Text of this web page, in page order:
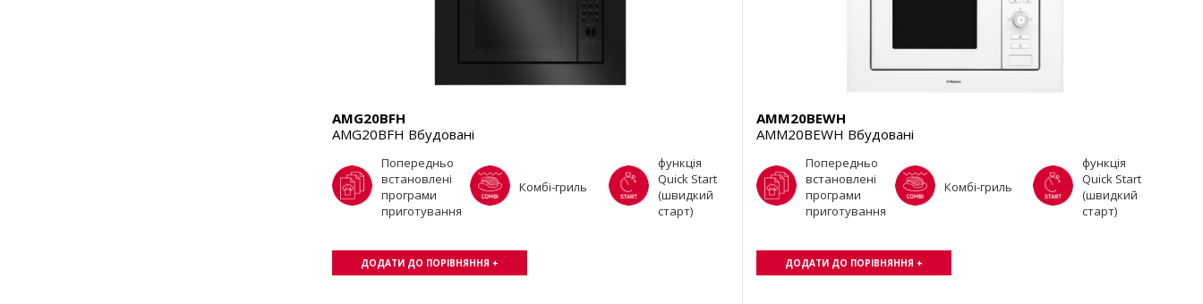
AMG20BFH
AMG20BFH Вбудовані
Попередньо
встановлені
програми
приготування
Комбі-гриль
функція
Quick Start
(швидкий
старт)
ДОДАТИ ДО ПОРІВНЯННЯ +
AMM20BEWH
AMM20BEWH Вбудовані
Попередньо
встановлені
програми
приготування
Комбі-гриль
функція
Quick Start
(швидкий
старт)
ДОДАТИ ДО ПОРІВНЯННЯ +